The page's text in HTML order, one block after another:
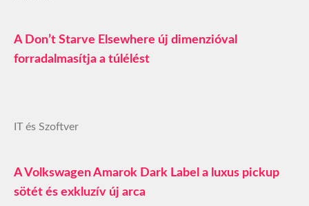
A Don’t Starve Elsewhere új dimenzióval
forradalmasítja a túlélést
IT és Szoftver
A Volkswagen Amarok Dark Label a luxus pickup
sötét és exkluzív új arca